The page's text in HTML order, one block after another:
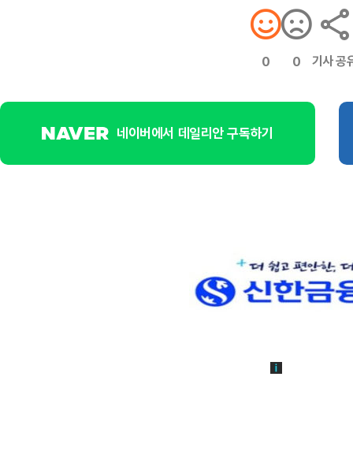
0 0 기사 공
네이버에서 데일리안 구독하기